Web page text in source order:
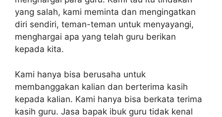
yang salah, kami meminta dan mengingatkan
diri sendiri, teman-teman untuk menyayangi,
menghargai apa yang telah guru berikan
kepada kita.
Kami hanya bisa berusaha untuk
membanggakan kalian dan berterima kasih
kepada kalian. Kami hanya bisa berkata terima
kasih guru. Jasa bapak ibuk guru tidak kenal